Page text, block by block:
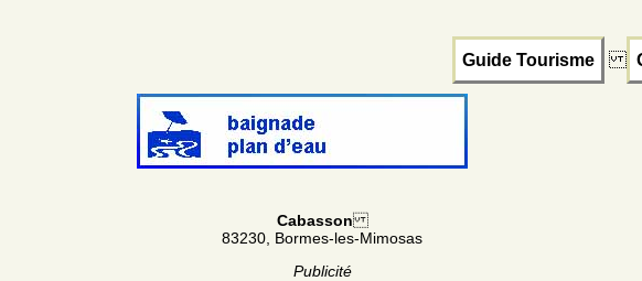
Guide Tourisme
Cabasson
83230, Bormes-les-Mimosas
Publicité